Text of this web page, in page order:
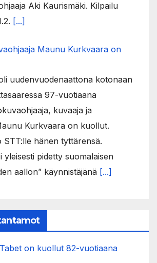
Aki Kaurismäki. Kilpailu
[...]
Maunu Kurkvaara on
uudenvuodenaattona kotonaan
97-vuotiaana
kuvaaja ja
Kurkvaara on kuollut.
STT:lle hänen tyttärensä.
yleisesti pidetty suomalaisen
aallon” käynnistäjänä [...]
on kuollut 82-vuotiaana